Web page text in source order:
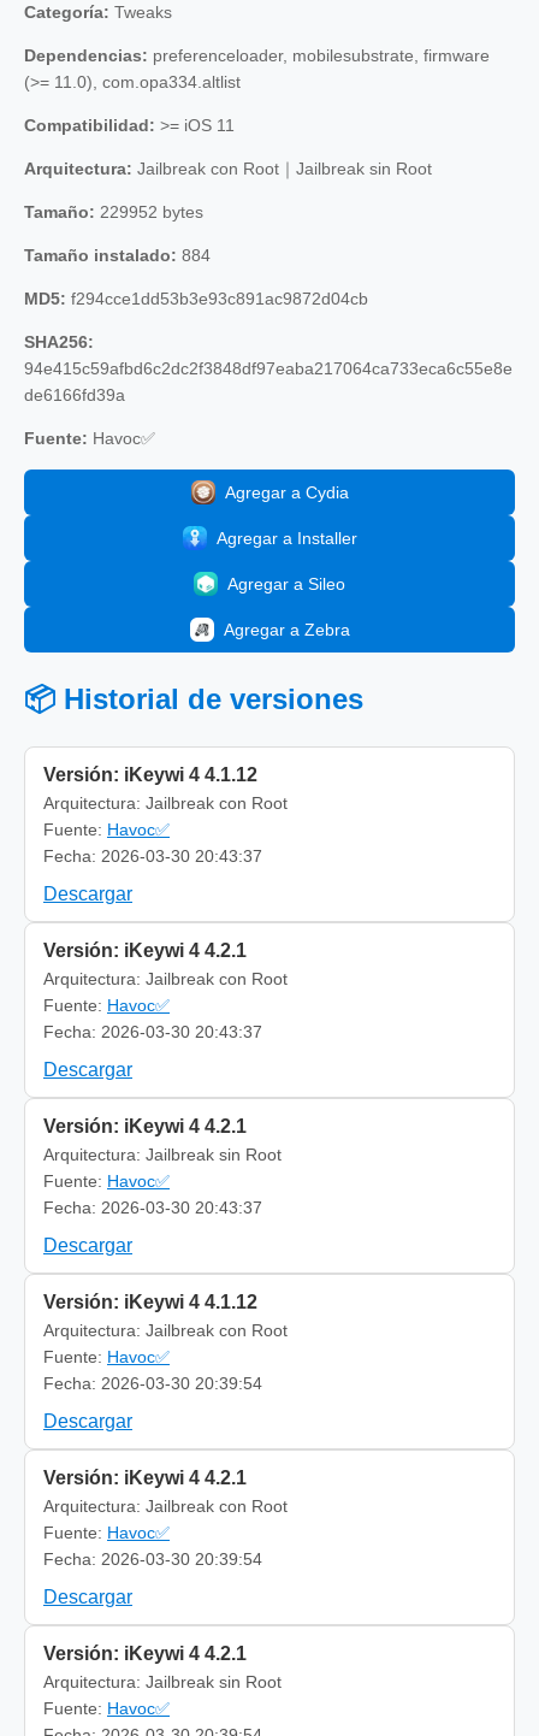
Categoría: Tweaks
Dependencias: preferenceloader, mobilesubstrate, firmware
(>= 11.0), com.opa334.altlist
Compatibilidad: >= iOS 11
Arquitectura: Jailbreak con Root｜Jailbreak sin Root
Tamaño: 229952 bytes
Tamaño instalado: 884
MD5: f294cce1dd53b3e93c891ac9872d04cb
SHA256:
94e415c59afbd6c2dc2f3848df97eaba217064ca733eca6c55e8e
de6166fd39a
Fuente: Havoc✅
Agregar a Cydia
Agregar a Installer
Agregar a Sileo
Agregar a Zebra
📦 Historial de versiones
Versión: iKeywi 4 4.1.12
Arquitectura: Jailbreak con Root
Fuente: Havoc✅
Fecha: 2026-03-30 20:43:37
Descargar
Versión: iKeywi 4 4.2.1
Arquitectura: Jailbreak con Root
Fuente: Havoc✅
Fecha: 2026-03-30 20:43:37
Descargar
Versión: iKeywi 4 4.2.1
Arquitectura: Jailbreak sin Root
Fuente: Havoc✅
Fecha: 2026-03-30 20:43:37
Descargar
Versión: iKeywi 4 4.1.12
Arquitectura: Jailbreak con Root
Fuente: Havoc✅
Fecha: 2026-03-30 20:39:54
Descargar
Versión: iKeywi 4 4.2.1
Arquitectura: Jailbreak con Root
Fuente: Havoc✅
Fecha: 2026-03-30 20:39:54
Descargar
Versión: iKeywi 4 4.2.1
Arquitectura: Jailbreak sin Root
Fuente: Havoc✅